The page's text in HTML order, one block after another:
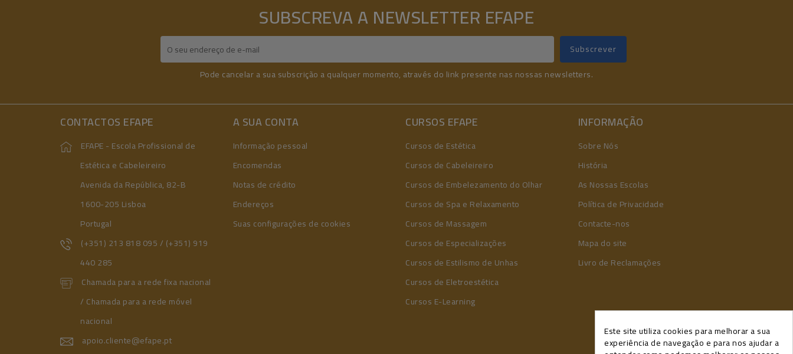
SUBSCREVA A NEWSLETTER EFAPE
Pode cancelar a sua subscrição a qualquer momento, através do link presente nas nossas newsletters.
CONTACTOS EFAPE
EFAPE - Escola Profissional de
Estética e Cabeleireiro
Avenida da República, 82-B
1600-205 Lisboa
Portugal
(+351) 213 818 095 / (+351) 919
440 285
Chamada para a rede fixa nacional
/ Chamada para a rede móvel
nacional
apoio.cliente@efape.pt
A SUA CONTA
Informação pessoal
Encomendas
Notas de crédito
Endereços
Suas configurações de cookies
CURSOS EFAPE
Cursos de Estética
Cursos de Cabeleireiro
Cursos de Embelezamento do Olhar
Cursos de Spa e Relaxamento
Cursos de Massagem
Cursos de Especializações
Cursos de Estilismo de Unhas
Cursos de Eletroestética
Cursos E-Learning
INFORMAÇÃO
Sobre Nós
História
As Nossas Escolas
Política de Privacidade
Contacte-nos
Mapa do site
Livro de Reclamações
Este site utiliza cookies para melhorar a sua
experiência de navegação e para nos ajudar a